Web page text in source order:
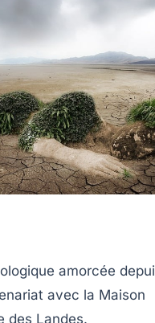
amorcée
avec la Maison
des Landes.